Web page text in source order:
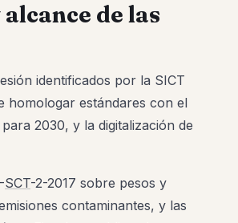
de las
identificados por la SICT
homologar estándares con el
2030, y la digitalización de
SCT-2-2017 sobre pesos y
contaminantes, y las